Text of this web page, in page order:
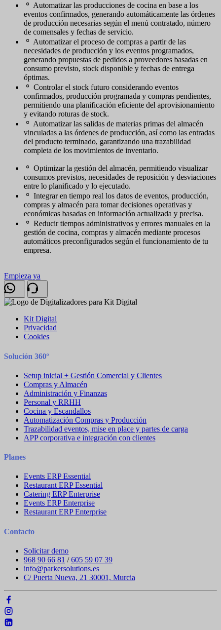
Automatizar las producciones de cocina en base a los
eventos confirmados, generando automáticamente las órdenes
de producción necesarias según el menú contratado, número
de comensales y fechas de servicio.
Automatizar el proceso de compras a partir de las
necesidades de producción y los eventos programados,
generando propuestas de pedidos a proveedores basadas en
consumo previsto, stock disponible y fechas de entrega
óptimas.
Controlar el stock futuro considerando eventos
confirmados, producción programada y compras pendientes,
permitiendo una planificación eficiente del aprovisionamiento
y evitando roturas de stock.
Automatizar las salidas de materias primas del almacén
vinculadas a las órdenes de producción, así como las entradas
del producto terminado, garantizando una trazabilidad
completa de los movimientos de inventario.
Optimizar la gestión del almacén, permitiendo visualizar
consumos previstos, necesidades de reposición y desviaciones
entre lo planificado y lo ejecutado.
Integrar en tiempo real los datos de eventos, producción,
compras y almacén para tomar decisiones operativas y
económicas basadas en información actualizada y precisa.
Reducir tiempos administrativos y errores manuales en la
gestión de cocina, compras y almacén mediante procesos
automáticos preconfigurados según el funcionamiento de tu
empresa.
Empieza ya
Kit Digital
Privacidad
Cookies
Solución 360º
Setup inicial + Gestión Comercial y Clientes
Compras y Almacén
Administración y Finanzas
Personal y RRHH
Cocina y Escandallos
Automatización Compras y Producción
Trazabilidad eventos, mise en place y partes de carga
APP corporativa e integración con clientes
Planes
Events ERP Essential
Restaurant ERP Essential
Catering ERP Enterprise
Events ERP Enterprise
Restaurant ERP Enterprise
Contacto
Solicitar demo
968 90 66 81 /605 59 07 39
info@parkersolutions.es
C/ Puerta Nueva, 21 30001, Murcia